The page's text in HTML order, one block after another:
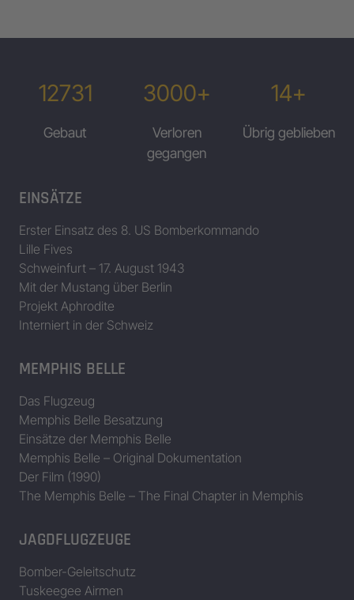
12731
Gebaut
3000+
Verloren
gegangen
14+
Übrig geblieben
EINSÄTZE
Erster Einsatz des 8. US Bomberkommando
Lille Fives
Schweinfurt – 17. August 1943
Mit der Mustang über Berlin
Projekt Aphrodite
Interniert in der Schweiz
MEMPHIS BELLE
Das Flugzeug
Memphis Belle Besatzung
Einsätze der Memphis Belle
Memphis Belle – Original Dokumentation
Der Film (1990)
The Memphis Belle – The Final Chapter in Memphis
JAGDFLUGZEUGE
Bomber-Geleitschutz
Tuskeegee Airmen